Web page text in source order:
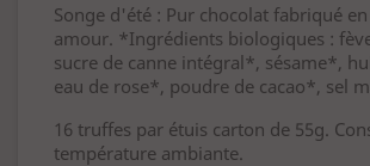
Songe d'été : Pur chocolat fabriqué en
amour. *Ingrédients biologiques :
sucre de canne intégral*, sésame*,
eau de rose*, poudre de cacao*, sel
16 truffes par étuis carton de 55g.
température ambiante.